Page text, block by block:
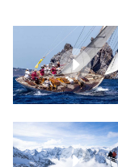
De nouveaux
Les cocktails,
La première